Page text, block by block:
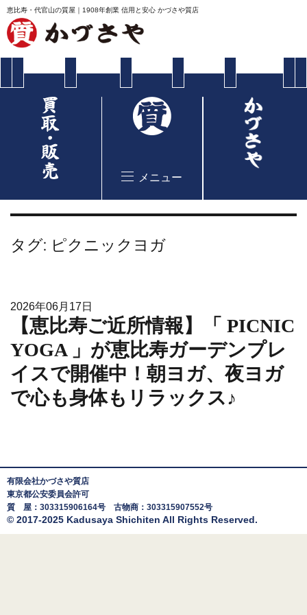
恵比寿・代官山の質屋｜1908年創業 信用と安心 かづさや質店
メニュー
タグ: ピクニックヨガ
2026年06月17日
【恵比寿ご近所情報】「 PICNIC
YOGA 」が恵比寿ガーデンプレ
イスで開催中！朝ヨガ、夜ヨガ
で心も身体もリラックス♪
有限会社かづさや質店
東京都公安委員会許可
質 屋：303315906164号 古物商：303315907552号
© 2017-2025 Kadusaya Shichiten All Rights Reserved.